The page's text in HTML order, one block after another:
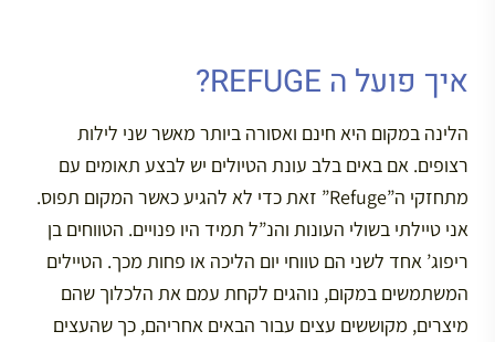
איך פועל ה REFUGE?
הלינה במקום היא חינם ואסורה ביותר מאשר שני לילות
רצופים. אם באים בלב עונת הטיולים יש לבצע תאומים עם
מתחזקי ה”Refuge” זאת כדי לא להגיע כאשר המקום תפוס.
אני טיילתי בשולי העונות והנ”ל תמיד היו פנויים. הטווחים בן
ריפוג’ אחד לשני הם טווחי יום הליכה או פחות מכך. הטיילים
המשתמשים במקום, נוהגים לקחת עמם את הלכלוך שהם
מיצרים, מקוששים עצים עבור הבאים אחריהם, כך שהעצים